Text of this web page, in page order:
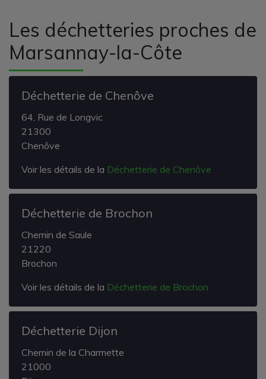
Les déchetteries proches de
Marsannay-la-Côte
Déchetterie de Chenôve
64, Rue de Longvic
21300
Chenôve
Voir les détails de la Déchetterie de Chenôve
Déchetterie de Brochon
Chemin de Saule
21220
Brochon
Voir les détails de la Déchetterie de Brochon
Déchetterie Dijon
Chemin de la Charmette
21000